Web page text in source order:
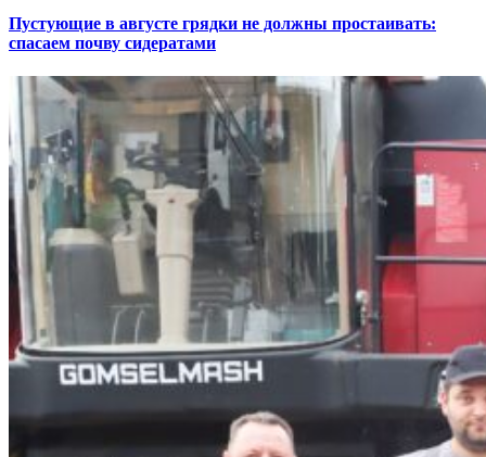
Пустующие в августе грядки не должны простаивать:
спасаем почву сидератами